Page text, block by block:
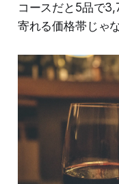
コースだと5品で
寄れる価格帯じゃ